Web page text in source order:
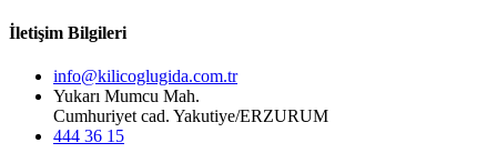
İletişim Bilgileri
info@kilicoglugida.com.tr
Yukarı Mumcu Mah.
Cumhuriyet cad. Yakutiye/ERZURUM
444 36 15